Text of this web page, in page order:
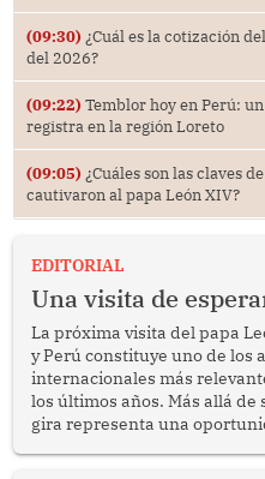
(09:30) ¿Cuál es la cotización
del 2026?
(09:22) Temblor hoy en Perú:
registra en la región Loreto
(09:05) ¿Cuáles son las claves
cautivaron al papa León XIV?
EDITORIAL
Una visita de
La próxima visita del papa
y Perú constituye uno de los
internacionales más
los últimos años. Más allá
gira representa una